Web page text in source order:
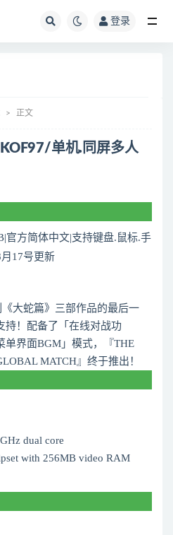
登录
正文
单机.同屏多人
官方简体中文|支持键盘.鼠标.手
17号更新
《大蛇篇》三部作品的最后一
持！配备了「在线对战功
单界面BGM」模式，『THE
MATCH』终于推出！
dual core
with 256MB video RAM